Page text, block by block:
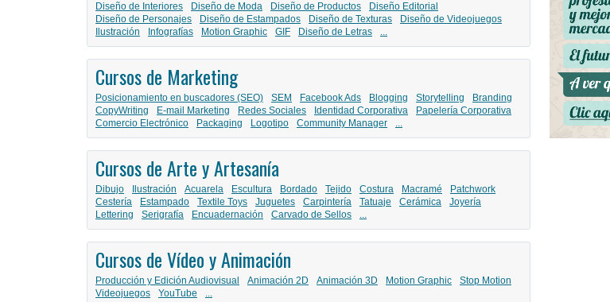
Diseño de Interiores
Diseño de Moda Diseño de Productos
Diseño Editorial
Diseño de Personajes
Diseño de Estampados Diseño de Texturas
Diseño de Videojuegos
Ilustración
Infografías Motion Graphic GIF Diseño de Letras ...
Cursos de Marketing
Posicionamiento en buscadores (SEO) SEM Facebook Ads Blogging Storytelling
Branding
CopyWriting
E-mail Marketing Redes Sociales Identidad Corporativa
Papelería Corporativa
Comercio Electrónico
Packaging Logotipo Community Manager ...
Cursos de Arte y Artesanía
Dibujo Ilustración Acuarela Escultura Bordado Tejido Costura Macramé
Patchwork
Cestería
Estampado Textile Toys Juguetes Carpintería Tatuaje Cerámica
Joyería
Lettering
Serigrafía Encuadernación Carvado de Sellos ...
Cursos de Vídeo y Animación
Producción y Edición Audiovisual Animación 2D Animación 3D Motion Graphic
Stop Motion
Videojuegos
YouTube ...